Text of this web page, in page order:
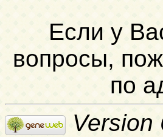
Если у
вопросы,
по
Version